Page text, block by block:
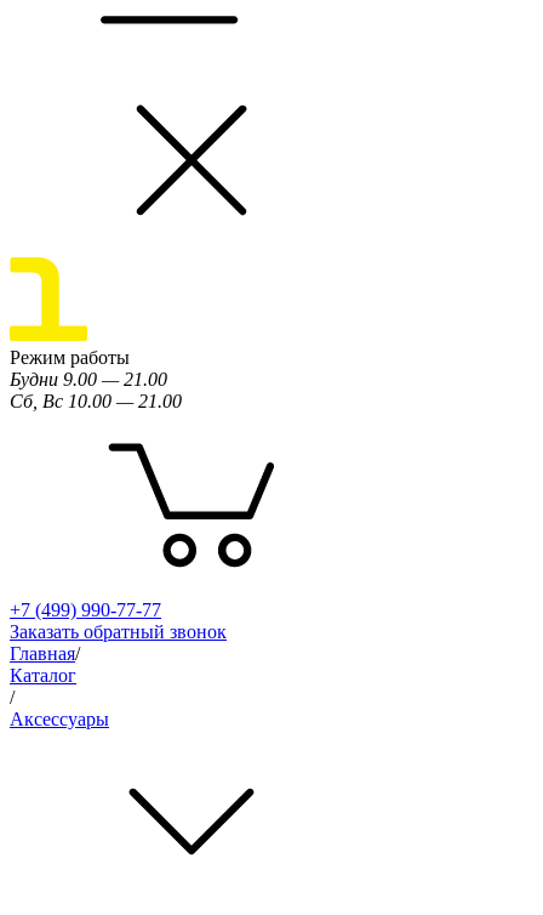
Режим работы
Будни 9.00 — 21.00
Сб, Вс 10.00 — 21.00
+7 (499) 990-77-77
Заказать обратный звонок
Главная/
Каталог
/
Аксессуары